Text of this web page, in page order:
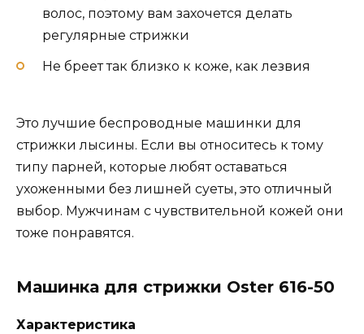
волос, поэтому вам захочется делать
регулярные стрижки
Не бреет так близко к коже, как лезвия
Это лучшие беспроводные машинки для
стрижки лысины. Если вы относитесь к тому
типу парней, которые любят оставаться
ухоженными без лишней суеты, это отличный
выбор. Мужчинам с чувствительной кожей они
тоже понравятся.
Машинка для стрижки Oster 616-50
Характеристика